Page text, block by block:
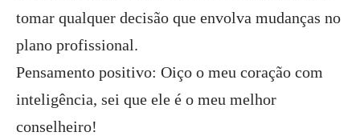
tomar qualquer decisão que envolva mudanças no
plano profissional.
Pensamento positivo: Oiço o meu coração com
inteligência, sei que ele é o meu melhor
conselheiro!